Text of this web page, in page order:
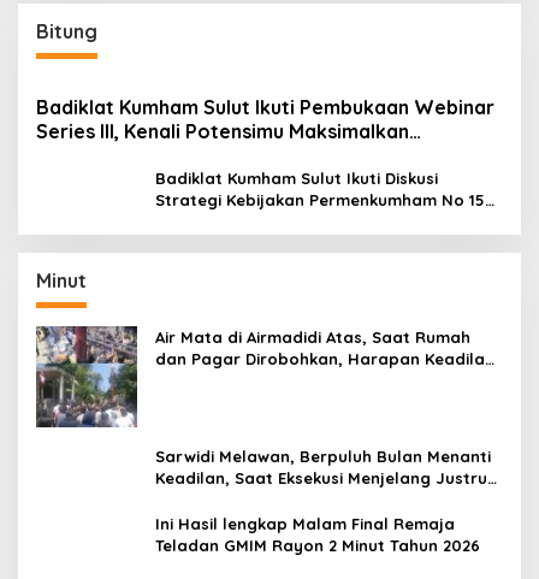
Bitung
Badiklat Kumham Sulut Ikuti Pembukaan Webinar
Series III, Kenali Potensimu Maksimalkan
Badiklat Kumham Sulut Ikuti Diskusi
Strategi Kebijakan Permenkumham No 15
Minut
Air Mata di Airmadidi Atas, Saat Rumah
dan Pagar Dirobohkan, Harapan Keadilan
Sarwidi Melawan, Berpuluh Bulan Menanti
Keadilan, Saat Eksekusi Menjelang Justru
Ini Hasil lengkap Malam Final Remaja
Teladan GMIM Rayon 2 Minut Tahun 2026